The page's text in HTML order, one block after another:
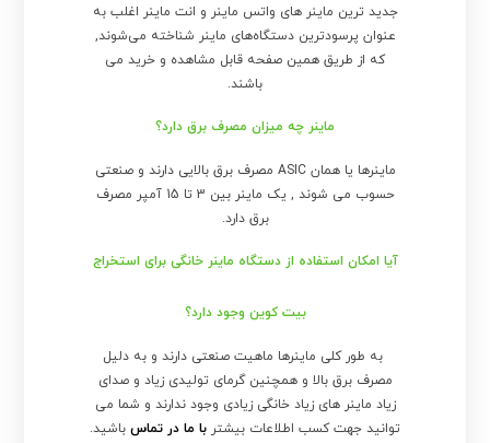
جدید ترین ماینر های واتس ماینر و انت ماینر اغلب به
عنوان پرسودترین دستگاه‌های ماینر شناخته می‌شوند,
که از طریق همین صفحه قابل مشاهده و خرید می
باشند.
ماینر چه میزان مصرف برق دارد؟
ماینرها یا همان ASIC مصرف برق بالایی دارند و صنعتی
حسوب می شوند , یک ماینر بین 3 تا 15 آمپر مصرف
برق دارد.
آیا امکان استفاده از دستگاه ماینر خانگی برای استخراج
بیت کوین وجود دارد؟
به طور کلی ماینرها ماهیت صنعتی دارند و به دلیل
مصرف برق بالا و همچنین گرمای تولیدی زیاد و صدای
زیاد ماینر های زیاد خانگی زیادی وجود ندارند و شما می
توانید جهت کسب اطلاعات بیشتر با ما در تماسباشید.